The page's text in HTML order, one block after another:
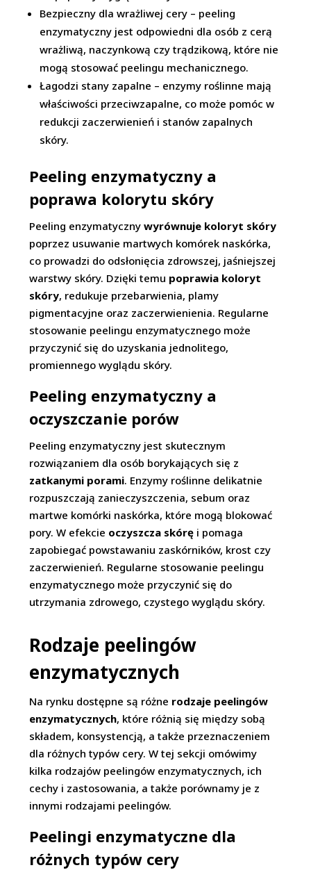
Bezpieczny dla wrażliwej cery – peeling
enzymatyczny jest odpowiedni dla osób z cerą
wrażliwą, naczynkową czy trądzikową, które nie
mogą stosować peelingu mechanicznego.
Łagodzi stany zapalne – enzymy roślinne mają
właściwości przeciwzapalne, co może pomóc w
redukcji zaczerwienień i stanów zapalnych
skóry.
Peeling enzymatyczny a
poprawa kolorytu skóry
Peeling enzymatycznywyrównuje koloryt skóry
poprzez usuwanie martwych komórek naskórka,
co prowadzi do odsłonięcia zdrowszej, jaśniejszej
warstwy skóry. Dzięki temu poprawia koloryt
skóry, redukuje przebarwienia, plamy
pigmentacyjne oraz zaczerwienienia. Regularne
stosowanie peelingu enzymatycznego może
przyczynić się do uzyskania jednolitego,
promiennego wyglądu skóry.
Peeling enzymatyczny a
oczyszczanie porów
Peeling enzymatyczny jest skutecznym
rozwiązaniem dla osób borykających się z
zatkanymi porami. Enzymy roślinne delikatnie
rozpuszczają zanieczyszczenia, sebum oraz
martwe komórki naskórka, które mogą blokować
pory. W efekcie oczyszcza skórę i pomaga
zapobiegać powstawaniu zaskórników, krost czy
zaczerwienień. Regularne stosowanie peelingu
enzymatycznego może przyczynić się do
utrzymania zdrowego, czystego wyglądu skóry.
Rodzaje peelingów
enzymatycznych
Na rynku dostępne są różne rodzaje peelingów
enzymatycznych, które różnią się między sobą
składem, konsystencją, a także przeznaczeniem
dla różnych typów cery. W tej sekcji omówimy
kilka rodzajów peelingów enzymatycznych, ich
cechy i zastosowania, a także porównamy je z
innymi rodzajami peelingów.
Peelingi enzymatyczne dla
różnych typów cery